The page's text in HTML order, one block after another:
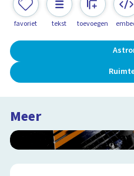
favoriet tekst toevoegen
Meer